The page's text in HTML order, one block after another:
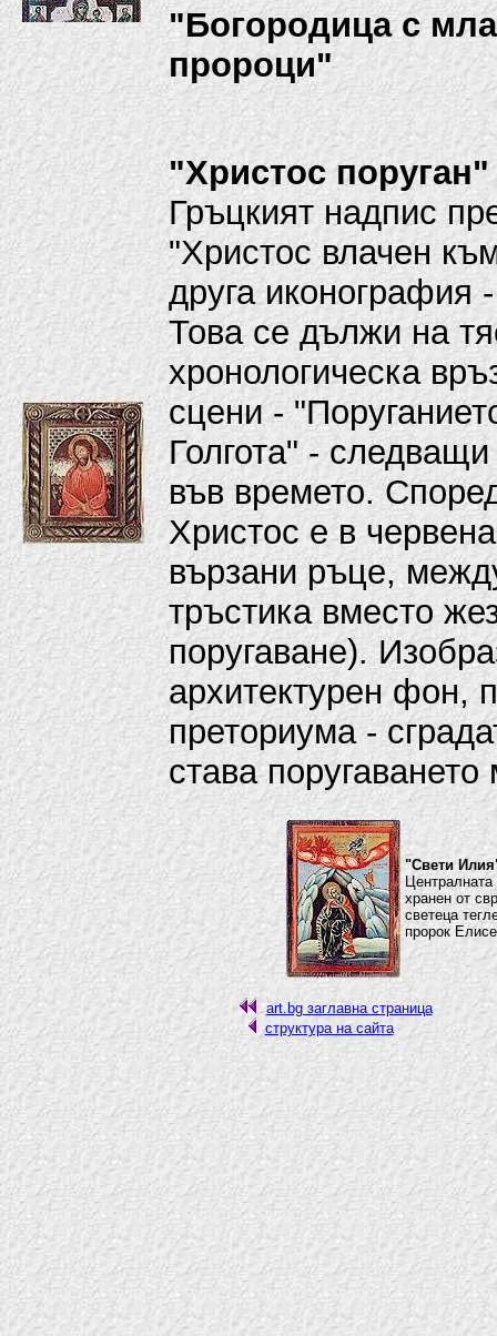
"Богородица с
пророци"
"Христос поруган"
Гръцкият надпис
"Христос влачен
друга иконография
Това се дължи на
хронологическа
сцени -
Голгота" -
във времето.
Христос е в
вързани ръце,
тръстика вместо
поругаване).
архитектурен фон,
преториума -
става поругаването
"Свети
хранен от
светеца
пророк
art.bg заглавна страница
структура на сайта